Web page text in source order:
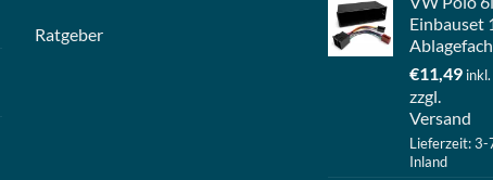
Ratgeber
Einbauset
Ablagefach
€11,49
zzgl.
Versand
Lieferzeit:
Inland